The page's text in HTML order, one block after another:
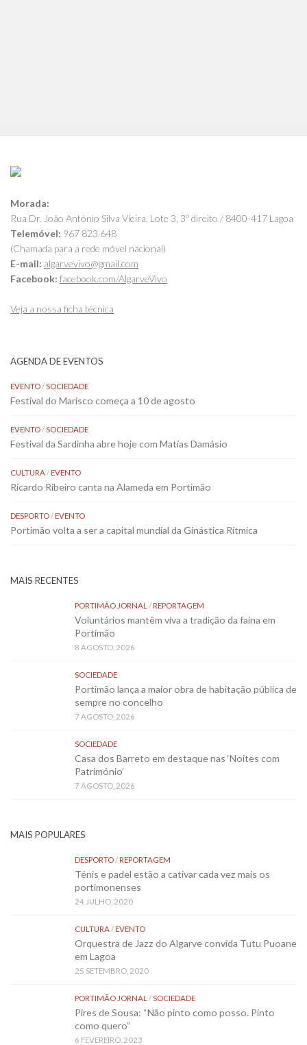
Morada:
Rua Dr. João António Silva Vieira, Lote 3, 3º direito / 8400-417 Lagoa
Telemóvel: 967 823 648
(Chamada para a rede móvel nacional)
E-mail: algarvevivo@gmail.com
Facebook: facebook.com/AlgarveVivo
Veja a nossa ficha técnica
AGENDA DE EVENTOS
EVENTO/SOCIEDADE
Festival do Marisco começa a 10 de agosto
EVENTO/SOCIEDADE
Festival da Sardinha abre hoje com Matias Damásio
CULTURA/EVENTO
Ricardo Ribeiro canta na Alameda em Portimão
DESPORTO/EVENTO
Portimão volta a ser a capital mundial da Ginástica Rítmica
MAIS RECENTES
PORTIMÃO JORNAL /REPORTAGEM
Voluntários mantêm viva a tradição da faina em
Portimão
8 AGOSTO, 2026
SOCIEDADE
Portimão lança a maior obra de habitação pública de
sempre no concelho
7 AGOSTO, 2026
SOCIEDADE
Casa dos Barreto em destaque nas ‘Noites com
Património’
7 AGOSTO, 2026
MAIS POPULARES
DESPORTO/REPORTAGEM
Ténis e padel estão a cativar cada vez mais os
portimonenses
24 JULHO, 2020
CULTURA/EVENTO
Orquestra de Jazz do Algarve convida Tutu Puoane
em Lagoa
25 SETEMBRO, 2020
PORTIMÃO JORNAL /SOCIEDADE
Pires de Sousa: “Não pinto como posso. Pinto
como quero”
6 FEVEREIRO, 2023